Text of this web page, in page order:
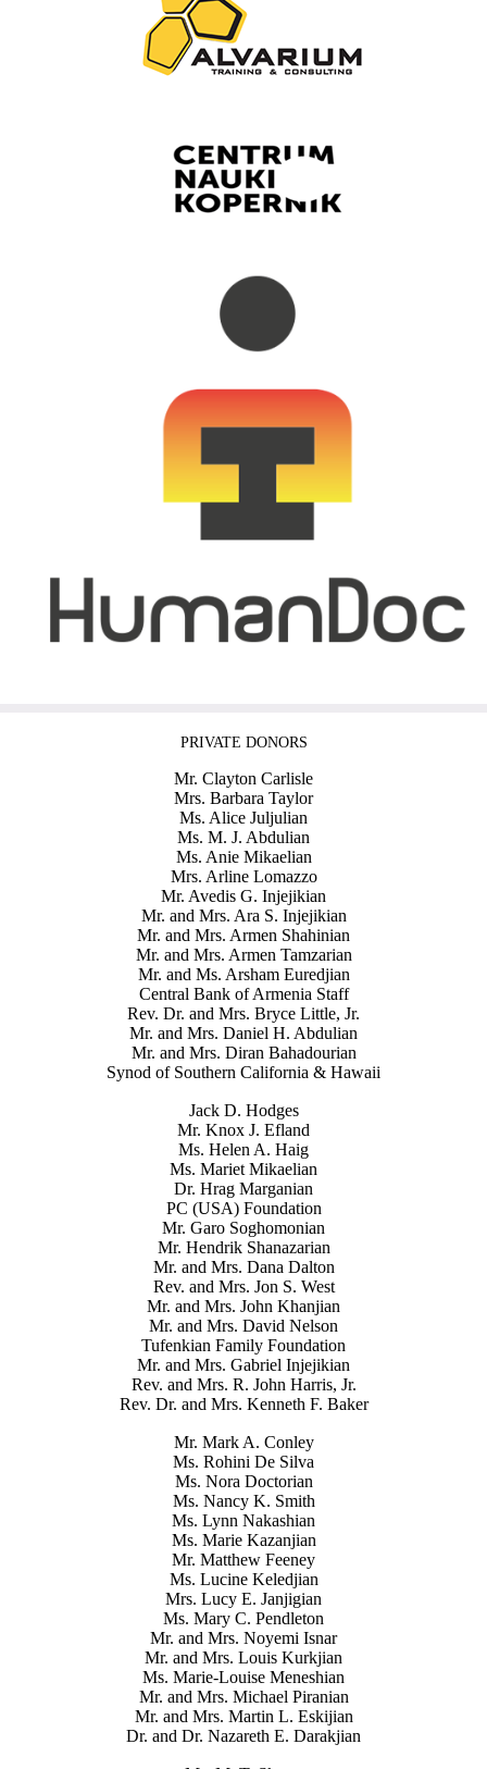
PRIVATE DONORS
Mr. Clayton Carlisle
Mrs. Barbara Taylor
Ms. Alice Juljulian
Ms. M. J. Abdulian
Ms. Anie Mikaelian
Mrs. Arline Lomazzo
Mr. Avedis G. Injejikian
Mr. and Mrs. Ara S. Injejikian
Mr. and Mrs. Armen Shahinian
Mr. and Mrs. Armen Tamzarian
Mr. and Ms. Arsham Euredjian
Central Bank of Armenia Staff
Rev. Dr. and Mrs. Bryce Little, Jr.
Mr. and Mrs. Daniel H. Abdulian
Mr. and Mrs. Diran Bahadourian
Synod of Southern California & Hawaii
Jack D. Hodges
Mr. Knox J. Efland
Ms. Helen A. Haig
Ms. Mariet Mikaelian
Dr. Hrag Marganian
PC (USA) Foundation
Mr. Garo Soghomonian
Mr. Hendrik Shanazarian
Mr. and Mrs. Dana Dalton
Rev. and Mrs. Jon S. West
Mr. and Mrs. John Khanjian
Mr. and Mrs. David Nelson
Tufenkian Family Foundation
Mr. and Mrs. Gabriel Injejikian
Rev. and Mrs. R. John Harris, Jr.
Rev. Dr. and Mrs. Kenneth F. Baker
Mr. Mark A. Conley
Ms. Rohini De Silva
Ms. Nora Doctorian
Ms. Nancy K. Smith
Ms. Lynn Nakashian
Ms. Marie Kazanjian
Mr. Matthew Feeney
Ms. Lucine Keledjian
Mrs. Lucy E. Janjigian
Ms. Mary C. Pendleton
Mr. and Mrs. Noyemi Isnar
Mr. and Mrs. Louis Kurkjian
Ms. Marie-Louise Meneshian
Mr. and Mrs. Michael Piranian
Mr. and Mrs. Martin L. Eskijian
Dr. and Dr. Nazareth E. Darakjian